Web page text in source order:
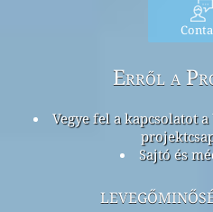
Erről a
Vegye fel a kapcsolatot
Sajtó és